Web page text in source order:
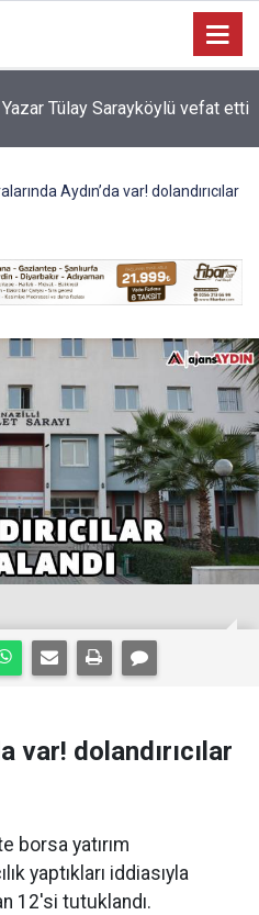
kazası: 16 yaşındaki Mustafa
Aydın’da var! dolandırıcılar
var! dolandırıcılar
borsa yatırım
yaptıkları iddiasıyla
12'si tutuklandı.